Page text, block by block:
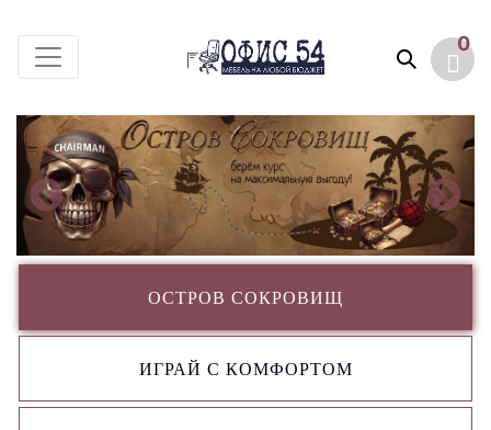
ОСТРОВ СОКРОВИЩ
ИГРАЙ С КОМФОРТОМ
0